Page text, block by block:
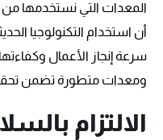
المعدات التي نستخدمها
أن استخدام التكنولوجيا
سرعة إنجاز الأعمال
ومعدات متطورة تضمن
الالتزام